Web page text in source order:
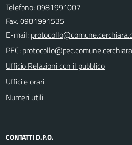
Telefono:0981991007
Fax: 0981991535
E-mail:
PEC:
Ufficio Relazioni con il pubblico
Uffici e orari
Numeri utili
CONTATTI D.P.O.